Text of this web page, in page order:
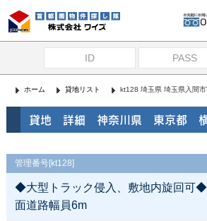
ホーム 貸地リスト kt128 埼玉県 埼玉県入間
貸地 詳細 神奈川県 東京都
管理番号[kt128]
◆大型トラック侵入、敷地内旋回可
面道路幅員6m